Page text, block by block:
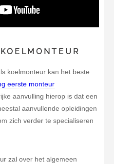
koelmonteur kan het beste
eerste monteur
aanvulling hierop is dat een
aanvullende opleidingen
zich verder te specialiseren
zal over het algemeen